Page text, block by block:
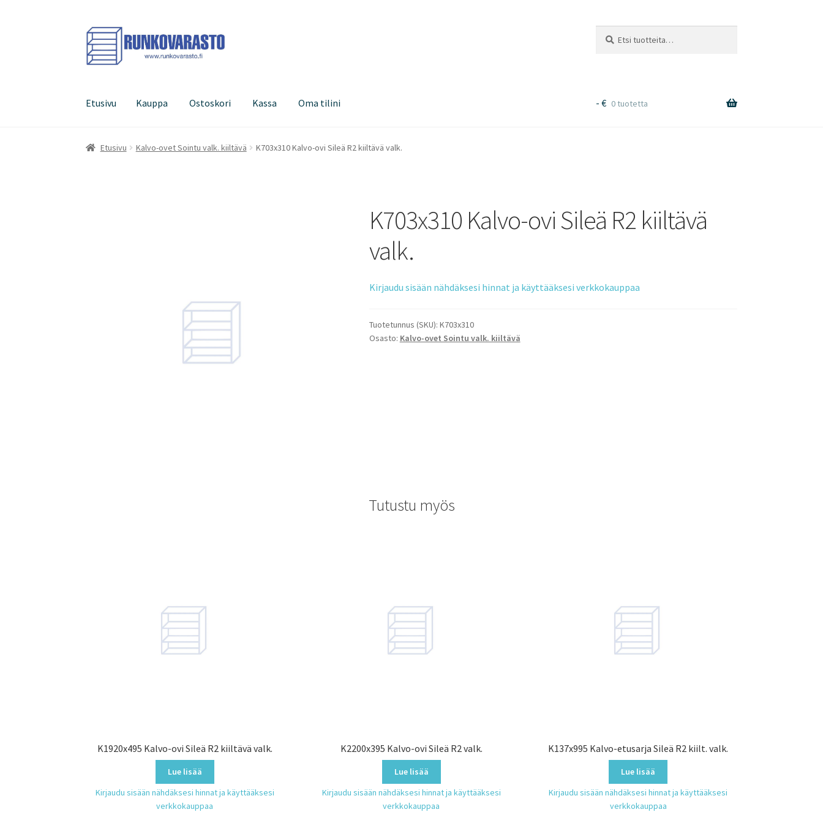
Siirry
navigointiin
Siirry
sisältöön
Etusivu Kauppa Ostoskori Kassa Oma tilini
Etusivu Kauppa Ostoskori Kassa Oma tilini
- € 0 tuotetta
Etusivu Kalvo-ovet Sointu valk. kiiltävä K703x310 Kalvo-ovi Sileä R2 kiiltävä valk.
K703x310 Kalvo-ovi Sileä R2 kiiltävä
valk.
Kirjaudu sisään nähdäksesi hinnat ja käyttääksesi verkkokauppaa
Tuotetunnus (SKU): K703x310
Osasto: Kalvo-ovet Sointu valk. kiiltävä
Tutustu myös
K1920x495 Kalvo-ovi Sileä R2 kiiltävä valk.
Lue lisää
Kirjaudu sisään nähdäksesi hinnat ja käyttääksesi
verkkokauppaa
K2200x395 Kalvo-ovi Sileä R2 valk.
Lue lisää
Kirjaudu sisään nähdäksesi hinnat ja käyttääksesi
verkkokauppaa
K137x995 Kalvo-etusarja Sileä R2 kiilt. valk.
Lue lisää
Kirjaudu sisään nähdäksesi hinnat ja käyttääksesi
verkkokauppaa